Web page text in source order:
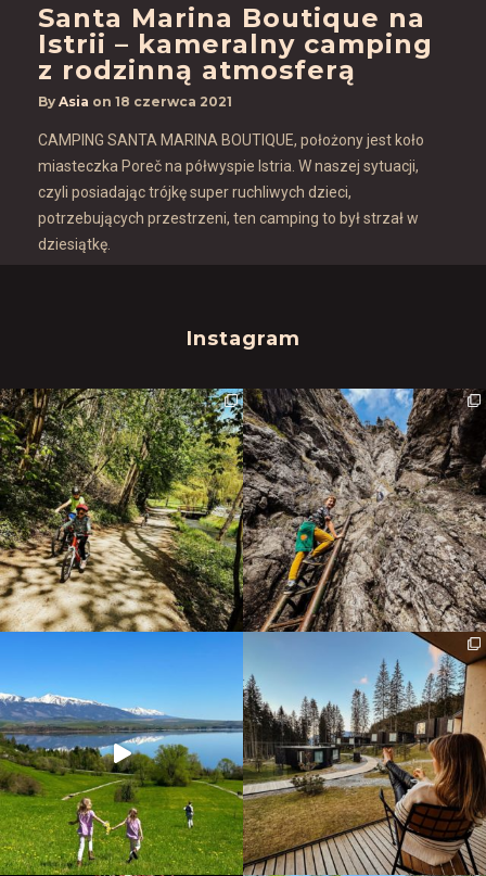
Santa Marina Boutique na
Istrii – kameralny camping
z rodzinną atmosferą
By Asia on 18 czerwca 2021
CAMPING SANTA MARINA BOUTIQUE, położony jest koło
miasteczka Poreč na półwyspie Istria. W naszej sytuacji,
czyli posiadając trójkę super ruchliwych dzieci,
potrzebujących przestrzeni, ten camping to był strzał w
dziesiątkę.
Instagram